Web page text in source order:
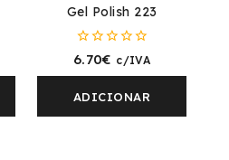
Gel Polish 223
0
5
6.70€ c/IVA
ADICIONAR